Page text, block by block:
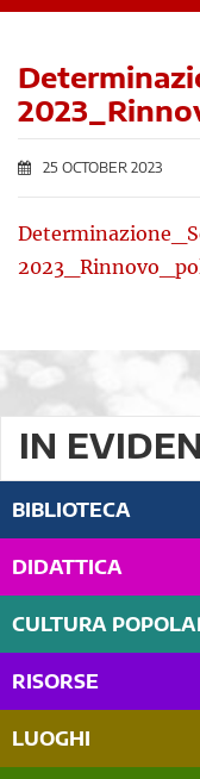
25 OCTOBER 2023
IN
BIBLIOTECA
DIDATTICA
CULTURA
RISORSE
LUOGHI